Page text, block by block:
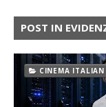
POST IN
CINEMA ITALIAN